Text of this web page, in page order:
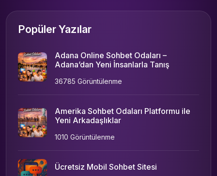
Popüler Yazılar
Adana Online Sohbet Odaları –
Adana’dan Yeni İnsanlarla Tanış
36785 Görüntülenme
Amerika Sohbet Odaları Platformu ile
Yeni Arkadaşlıklar
1010 Görüntülenme
Ücretsiz Mobil Sohbet Sitesi